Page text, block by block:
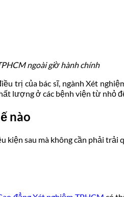
ngoài giờ hành chính
trị của bác sĩ, ngành Xét
lượng ở các bệnh viện từ nhỏ
nào
kiện sau mà không cần phải trải